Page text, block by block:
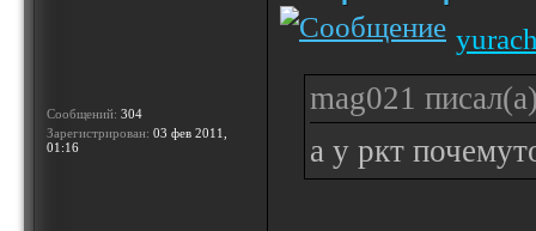
Сообщений: 304
Зарегистрирован: 03 фев 2011,
01:16
mag021
а у ркт